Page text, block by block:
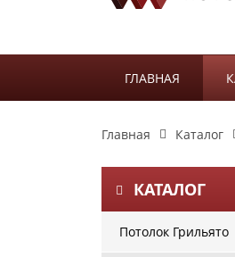
ГЛАВНАЯ
Главная Каталог
КАТАЛОГ
Потолок Грильято